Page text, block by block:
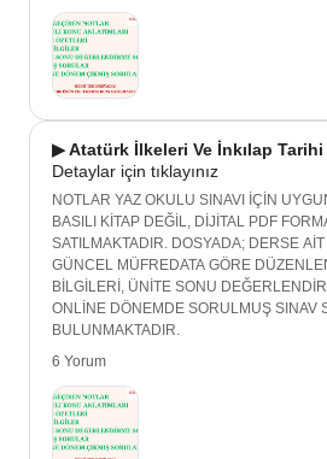
▶ Atatürk İlkeleri Ve İnkılap Tarihi
Detaylar için tıklayınız
NOTLAR YAZ OKULU SINAVI İÇİN
BASILI KİTAP DEĞİL, DİJİTAL PDF
SATILMAKTADIR. DOSYADA; DERSE
GÜNCEL MÜFREDATA GÖRE
BİLGİLERİ, ÜNİTE SONU
ONLİNE DÖNEMDE SORULMUŞ SINAV
BULUNMAKTADIR.
6 Yorum